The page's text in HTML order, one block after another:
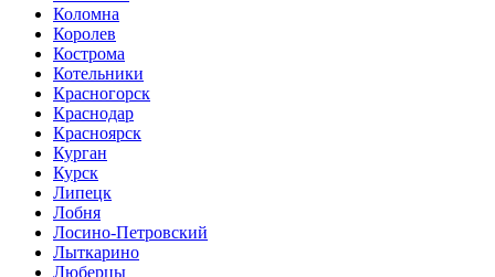
Коломна
Королев
Кострома
Котельники
Красногорск
Краснодар
Красноярск
Курган
Курск
Липецк
Лобня
Лосино-Петровский
Лыткарино
Люберцы